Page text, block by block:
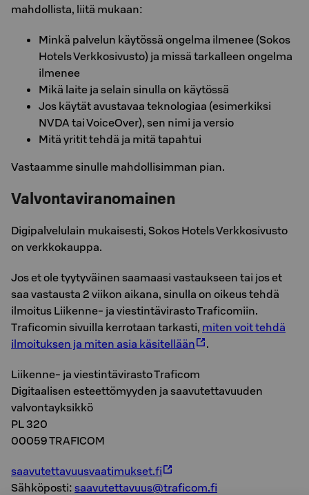
mahdollista, liitä mukaan:
Minkä palvelun käytössä ongelma ilmenee (Sokos
Hotels Verkkosivusto) ja missä tarkalleen ongelma
ilmenee
Mikä laite ja selain sinulla on käytössä
Jos käytät avustavaa teknologiaa (esimerkiksi
NVDA tai VoiceOver), sen nimi ja versio
Mitä yritit tehdä ja mitä tapahtui
Vastaamme sinulle mahdollisimman pian.
Valvontaviranomainen
Digipalvelulain mukaisesti, Sokos Hotels Verkkosivusto
on verkkokauppa.
Jos et ole tyytyväinen saamaasi vastaukseen tai jos et
saa vastausta 2 viikon aikana, sinulla on oikeus tehdä
ilmoitus Liikenne- ja viestintävirasto Traficomiin.
Traficomin sivuilla kerrotaan tarkasti, miten voit tehdä
ilmoituksen ja miten asia käsitellään
.
Liikenne- ja viestintävirasto Traficom
Digitaalisen esteettömyyden ja saavutettavuuden
valvontayksikkö
PL 320
00059 TRAFICOM
saavutettavuusvaatimukset.fi
Sähköposti: saavutettavuus@traficom.fi